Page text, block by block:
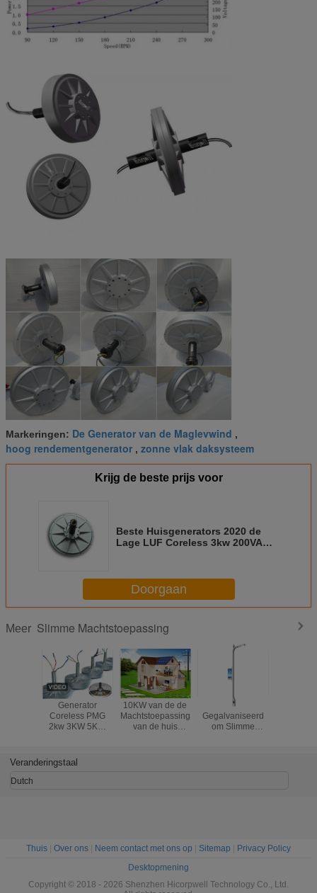
Markeringen: De Generator van de Maglevwind ,
hoog rendementgenerator , zonne vlak daksysteem
Krijg de beste prijs voor
Beste Huisgenerators 2020 de
Lage LUF Coreless 3kw 200VAC
Doorgaan
Meer Slimme Machtstoepassing
Generator
Coreless PMG
2kw 3KW 5KW
Koolstofstaal de
Permanente
10KW van de de
Machtstoepassing
van de huis
Heet
Gegalvaniseerd
om Slimme
Veranderingstaal
Dutch
Thuis Over ons Neem contact met ons op Sitemap
Privacy Policy
Desktopmening
Copyright © 2018 - 2026 Shenzhen Hicorpwell Technology Co., Ltd.